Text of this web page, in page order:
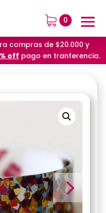
0
compras de $20.000 y
off pago en tranferencia.